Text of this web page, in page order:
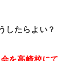
したらよい？
を高崎校にて